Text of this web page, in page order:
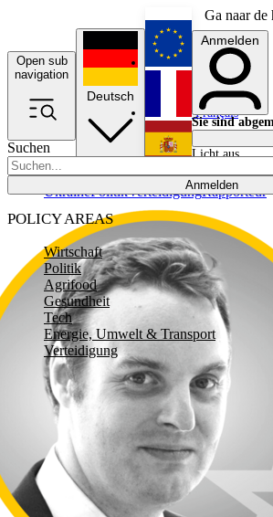
Ga naar
Open sub
navigation
Suchen
Anmelden
POLICY AREAS
Wirtschaft
Politik
Agrifood
Gesundheit
Tech
Energie, Umwelt & Transport
Verteidigung
UkrainePolitikVerteidigungRapporteur
Deutsch
English
Français
Anmelden
Sie sind
Licht aus